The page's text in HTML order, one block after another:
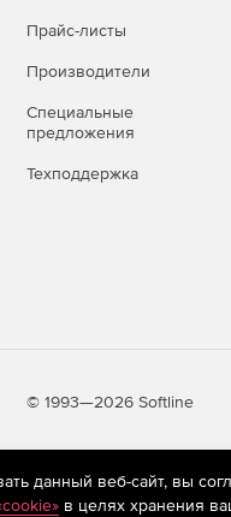
Прайс-листы
Производители
Специальные
предложения
Техподдержка
© 1993—2026 Softline
данный веб-сайт, вы
в целях хранения